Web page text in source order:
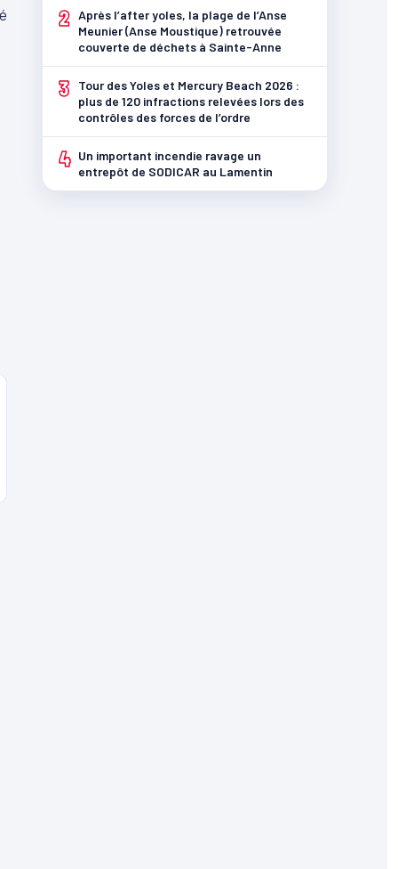
2 Après l’after yoles, la plage de l’Anse
Meunier (Anse Moustique) retrouvée
couverte de déchets à Sainte-Anne
3
Tour des Yoles et Mercury Beach 2026 :
plus de 120 infractions relevées lors des
contrôles des forces de l’ordre
4 Un important incendie ravage un
entrepôt de SODICAR au Lamentin